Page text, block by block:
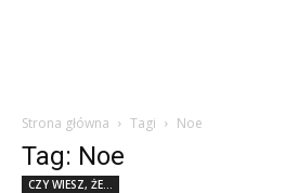
Strona główna Tagi Noe
Tag: Noe
CZY WIESZ, ŻE...